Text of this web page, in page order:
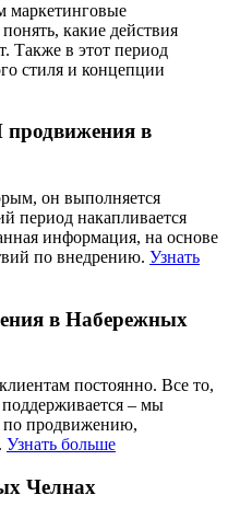
маркетинговые
какие действия
Также в этот период
стиля и концепции
продвижения в
он выполняется
период накапливается
информация, на основе
по внедрению. Узнать
в Набережных
постоянно. Все то,
– мы
по продвижению,
Узнать больше
Челнах